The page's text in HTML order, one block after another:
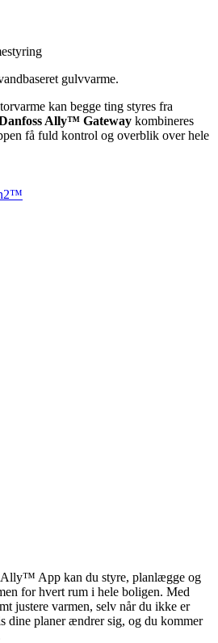
gulvvarme.
kan begge ting styres fra
Ally™ Gateway kombineres
få fuld kontrol og overblik over hele
App kan du styre, planlægge og
for hvert rum i hele boligen. Med
justere varmen, selv når du ikke er
dine planer ændrer sig, og du kommer